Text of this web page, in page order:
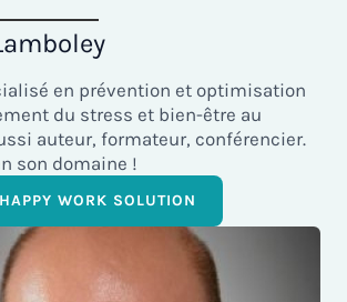
en prévention et optimisation
du stress et bien-être au
auteur, formateur, conférencier.
son domaine !
WORK SOLUTION